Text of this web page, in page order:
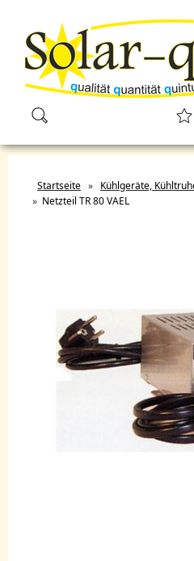
Startseite » Kühlgeräte,
» Netzteil TR 80 VAEL